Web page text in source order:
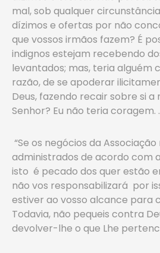
mal, sob qualquer
dízimos e ofertas por não
que vossos irmãos fazem? É
indignos estejam recebendo
levantados; mas, teria alguém
razão, de se apoderar
Deus, fazendo recair sobre si a
Senhor? Eu não teria coragem.
“Se os negócios da
administrados de acordo com
isto é pecado dos quer estão
não vos responsabilizará por
estiver ao vosso alcance para
Todavia, não pequeis contra
devolver-lhe o que Lhe